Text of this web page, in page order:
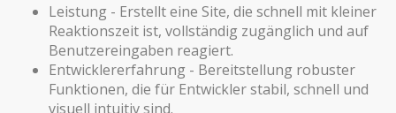
Leistung - Erstellt eine Site, die schnell mit kleiner
Reaktionszeit ist, vollständig zugänglich und auf
Benutzereingaben reagiert.
Entwicklererfahrung - Bereitstellung robuster
Funktionen, die für Entwickler stabil, schnell und
visuell intuitiv sind.